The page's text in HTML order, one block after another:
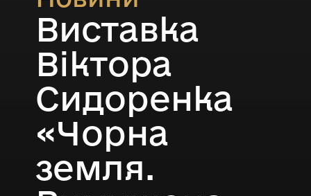
Виставка
Віктора
Сидоренка
«Чорна
земля.